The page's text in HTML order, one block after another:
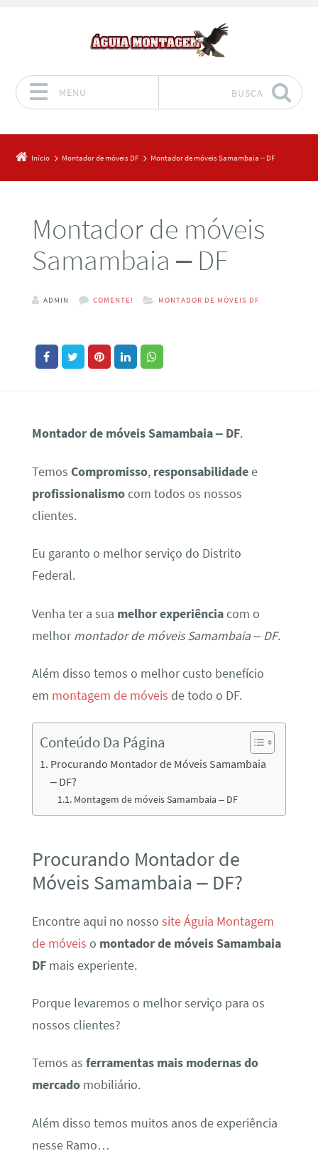
MENU BUSCA
Início Montador de móveis DF Montador de móveis Samambaia – DF
Montador de móveis
Samambaia – DF
ADMIN COMENTE! MONTADOR DE MÓVEIS DF
Montador de móveis Samambaia – DF.
Temos Compromisso, responsabilidadee
profissionalismocom todos os nossos
clientes.
Eu garanto o melhor serviço do Distrito
Federal.
Venha ter a sua melhor experiênciacom o
melhormontador de móveis Samambaia – DF.
Além disso temos o melhor custo benefício
em montagem de móveis de todo o DF.
Conteúdo Da Página
Procurando Montador de Móveis Samambaia
– DF?
Montagem de móveis Samambaia – DF
Procurando Montador de
Móveis Samambaia – DF?
Encontre aqui no nosso site Águia Montagem
de móveis o montador de móveis Samambaia
DFmais experiente.
Porque levaremos o melhor serviço para os
nossos clientes?
Temos as ferramentas mais modernas do
mercadomobiliário.
Além disso temos muitos anos de experiência
nesse Ramo…